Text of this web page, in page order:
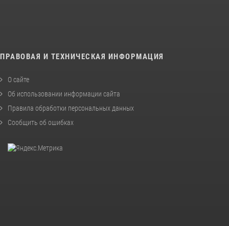
ПРАВОВАЯ И ТЕХНИЧЕСКАЯ ИНФОРМАЦИЯ
О сайте
Об использовании информации сайта
Правила обработки персональных данных
Сообщить об ошибках